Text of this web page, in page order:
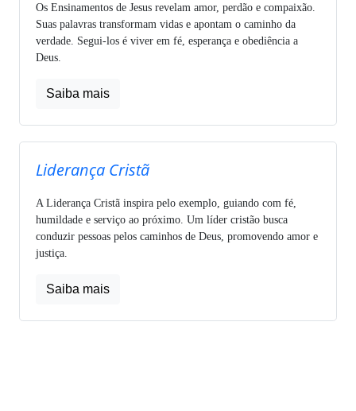
Os Ensinamentos de Jesus revelam amor, perdão e compaixão.
Suas palavras transformam vidas e apontam o caminho da
verdade. Segui-los é viver em fé, esperança e obediência a
Deus.
Saiba mais
Liderança Cristã
A Liderança Cristã inspira pelo exemplo, guiando com fé,
humildade e serviço ao próximo. Um líder cristão busca
conduzir pessoas pelos caminhos de Deus, promovendo amor e
justiça.
Saiba mais